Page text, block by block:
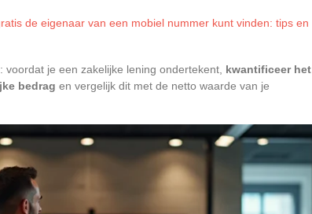
de eigenaar van een mobiel nummer kunt vinden: tips en
je een zakelijke lening ondertekent, kwantificeer het
bedrag en vergelijk dit met de netto waarde van je